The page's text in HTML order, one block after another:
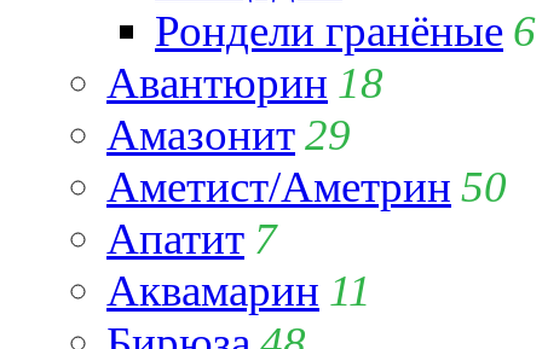
Рондели гранёные 6
Авантюрин 18
Амазонит29
Аметист/Аметрин 50
Апатит 7
Аквамарин 11